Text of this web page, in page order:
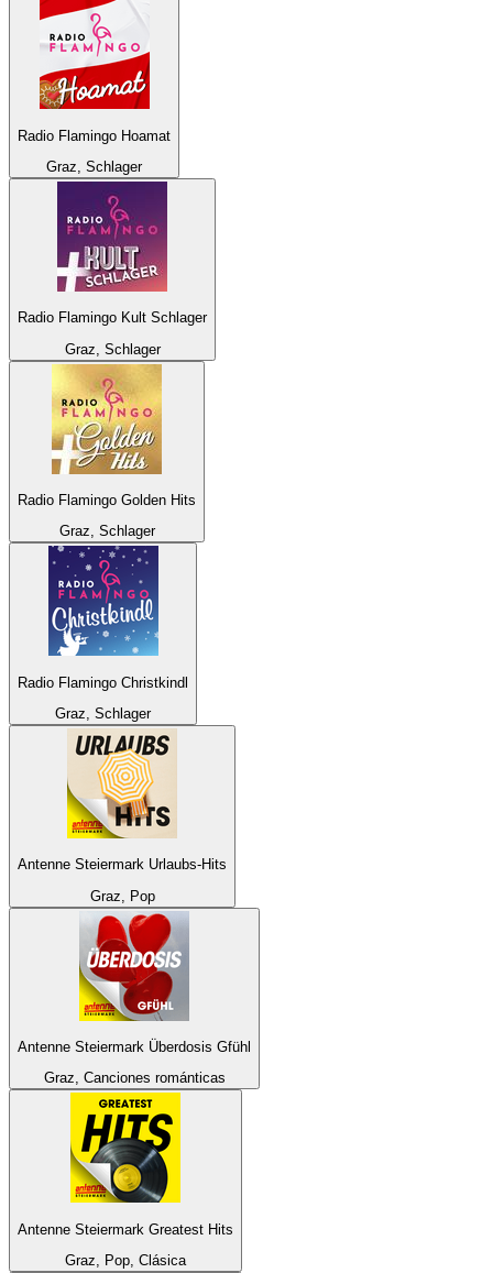
Radio Flamingo Hoamat
Graz, Schlager
Radio Flamingo Kult Schlager
Graz, Schlager
Radio Flamingo Golden Hits
Graz, Schlager
Radio Flamingo Christkindl
Graz, Schlager
Antenne Steiermark Urlaubs-Hits
Graz, Pop
Antenne Steiermark Überdosis Gfühl
Graz, Canciones románticas
Antenne Steiermark Greatest Hits
Graz, Pop, Clásica